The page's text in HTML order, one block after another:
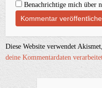
Benachrichtige mich über
Diese Website verwendet
deine Kommentardaten